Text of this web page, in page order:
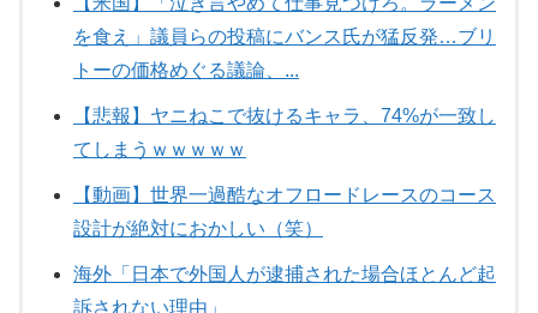
を食え」議員らの投稿にバンス氏が猛反発…ブリ
トーの価格めぐる議論、...
【悲報】ヤニねこで抜けるキャラ、74%が一致し
てしまうｗｗｗｗｗ
【動画】世界一過酷なオフロードレースのコース
設計が絶対におかしい（笑）
海外「日本で外国人が逮捕された場合ほとんど起
訴されない理由」